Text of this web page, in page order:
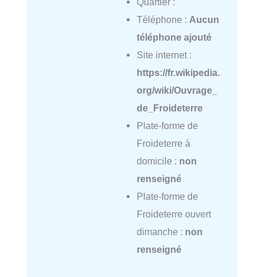
Téléphone : Aucun
téléphone ajouté
Site internet :
https://fr.wikipedia.
org/wiki/Ouvrage_
de_Froideterre
Plate-forme de
Froideterre à
domicile : non
renseigné
Plate-forme de
Froideterre ouvert
dimanche : non
renseigné